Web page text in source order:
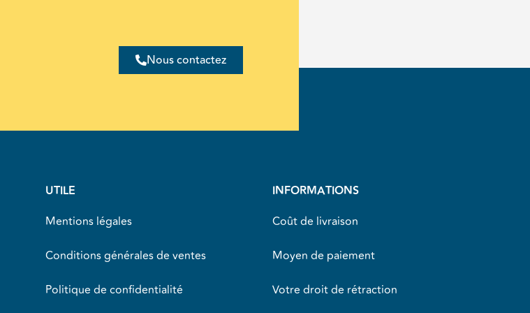
Nous contactez
UTILE
Mentions légales
Conditions générales de ventes
Politique de confidentialité
INFORMATIONS
Coût de livraison
Moyen de paiement
Votre droit de rétraction